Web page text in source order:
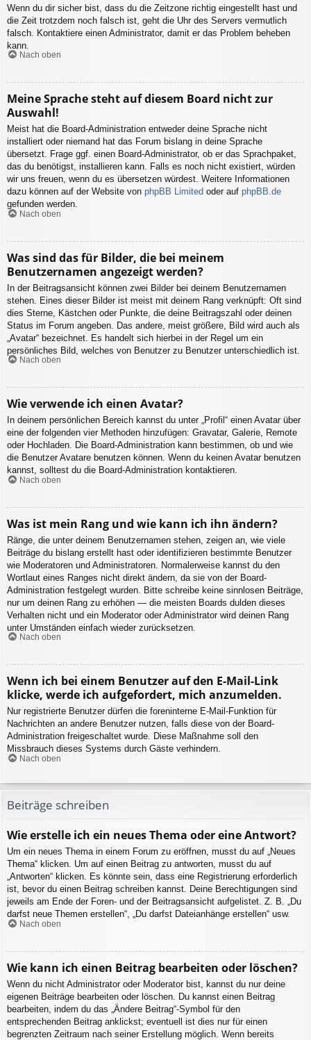
Wenn du dir sicher bist, dass du die Zeitzone richtig eingestellt hast und
die Zeit trotzdem noch falsch ist, geht die Uhr des Servers vermutlich
falsch. Kontaktiere einen Administrator, damit er das Problem beheben
kann.
Nach oben
Meine Sprache steht auf diesem Board nicht zur
Auswahl!
Meist hat die Board-Administration entweder deine Sprache nicht
installiert oder niemand hat das Forum bislang in deine Sprache
übersetzt. Frage ggf. einen Board-Administrator, ob er das Sprachpaket,
das du benötigst, installieren kann. Falls es noch nicht existiert, würden
wir uns freuen, wenn du es übersetzen würdest. Weitere Informationen
dazu können auf der Website von phpBB Limited oder auf phpBB.de
gefunden werden.
Nach oben
Was sind das für Bilder, die bei meinem
Benutzernamen angezeigt werden?
In der Beitragsansicht können zwei Bilder bei deinem Benutzernamen
stehen. Eines dieser Bilder ist meist mit deinem Rang verknüpft: Oft sind
dies Sterne, Kästchen oder Punkte, die deine Beitragszahl oder deinen
Status im Forum angeben. Das andere, meist größere, Bild wird auch als
„Avatar“ bezeichnet. Es handelt sich hierbei in der Regel um ein
persönliches Bild, welches von Benutzer zu Benutzer unterschiedlich ist.
Nach oben
Wie verwende ich einen Avatar?
In deinem persönlichen Bereich kannst du unter „Profil“ einen Avatar über
eine der folgenden vier Methoden hinzufügen: Gravatar, Galerie, Remote
oder Hochladen. Die Board-Administration kann bestimmen, ob und wie
die Benutzer Avatare benutzen können. Wenn du keinen Avatar benutzen
kannst, solltest du die Board-Administration kontaktieren.
Nach oben
Was ist mein Rang und wie kann ich ihn ändern?
Ränge, die unter deinem Benutzernamen stehen, zeigen an, wie viele
Beiträge du bislang erstellt hast oder identifizieren bestimmte Benutzer
wie Moderatoren und Administratoren. Normalerweise kannst du den
Wortlaut eines Ranges nicht direkt ändern, da sie von der Board-
Administration festgelegt wurden. Bitte schreibe keine sinnlosen Beiträge,
nur um deinen Rang zu erhöhen — die meisten Boards dulden dieses
Verhalten nicht und ein Moderator oder Administrator wird deinen Rang
unter Umständen einfach wieder zurücksetzen.
Nach oben
Wenn ich bei einem Benutzer auf den E-Mail-Link
klicke, werde ich aufgefordert, mich anzumelden.
Nur registrierte Benutzer dürfen die foreninterne E-Mail-Funktion für
Nachrichten an andere Benutzer nutzen, falls diese von der Board-
Administration freigeschaltet wurde. Diese Maßnahme soll den
Missbrauch dieses Systems durch Gäste verhindern.
Nach oben
Beiträge schreiben
Wie erstelle ich ein neues Thema oder eine Antwort?
Um ein neues Thema in einem Forum zu eröffnen, musst du auf „Neues
Thema“ klicken. Um auf einen Beitrag zu antworten, musst du auf
„Antworten“ klicken. Es könnte sein, dass eine Registrierung erforderlich
ist, bevor du einen Beitrag schreiben kannst. Deine Berechtigungen sind
jeweils am Ende der Foren- und der Beitragsansicht aufgelistet. Z. B. „Du
darfst neue Themen erstellen“, „Du darfst Dateianhänge erstellen“ usw.
Nach oben
Wie kann ich einen Beitrag bearbeiten oder löschen?
Wenn du nicht Administrator oder Moderator bist, kannst du nur deine
eigenen Beiträge bearbeiten oder löschen. Du kannst einen Beitrag
bearbeiten, indem du das „Ändere Beitrag“-Symbol für den
entsprechenden Beitrag anklickst; eventuell ist dies nur für einen
begrenzten Zeitraum nach seiner Erstellung möglich. Wenn bereits